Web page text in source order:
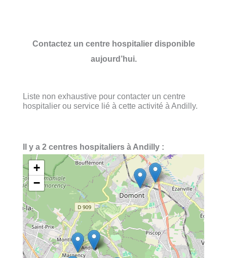
Contactez un centre hospitalier disponible
aujourd’hui.
Liste non exhaustive pour contacter un centre
hospitalier ou service lié à cette activité à Andilly.
Il y a 2 centres hospitaliers à Andilly :
+
−